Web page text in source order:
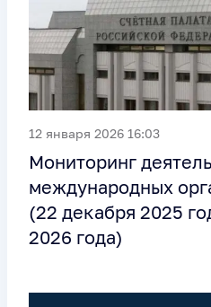
12 января 2026 16:03
Мониторинг
международных
(22 декабря 2025
2026 года)